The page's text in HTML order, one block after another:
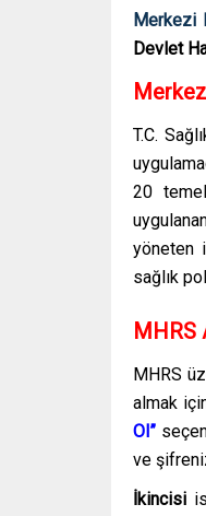
Merkezi
Devlet
T.C.
20
yöneten
sağlık
MHRS
MHRS
almak
Ol”
ve
İkincisi